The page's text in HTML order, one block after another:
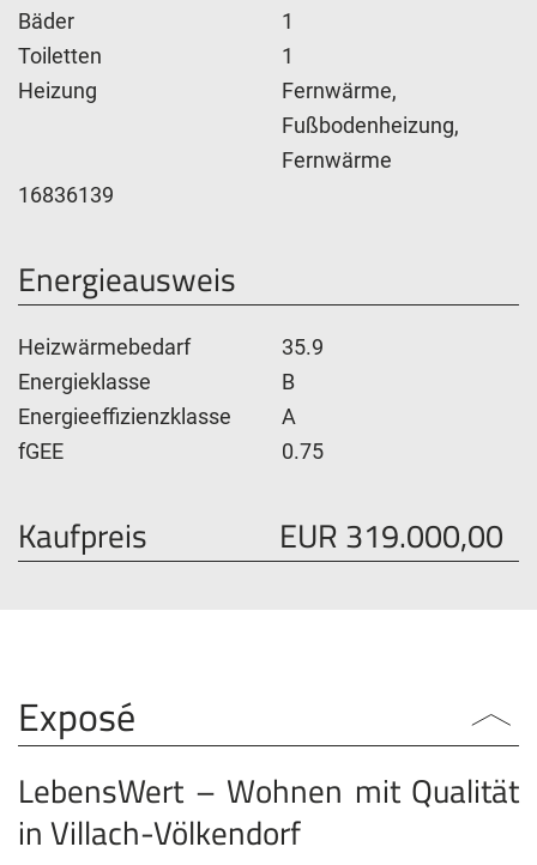
Bäder
1
Toiletten
1
Heizung
Fernwärme,
Fußbodenheizung,
Fernwärme
16836139
Energieausweis
Heizwärmebedarf
35.9
Energieklasse
B
Energieeffizienzklasse
A
fGEE
0.75
Kaufpreis EUR 319.000,00
Exposé
LebensWert – Wohnen mit Qualität
in Villach-Völkendorf